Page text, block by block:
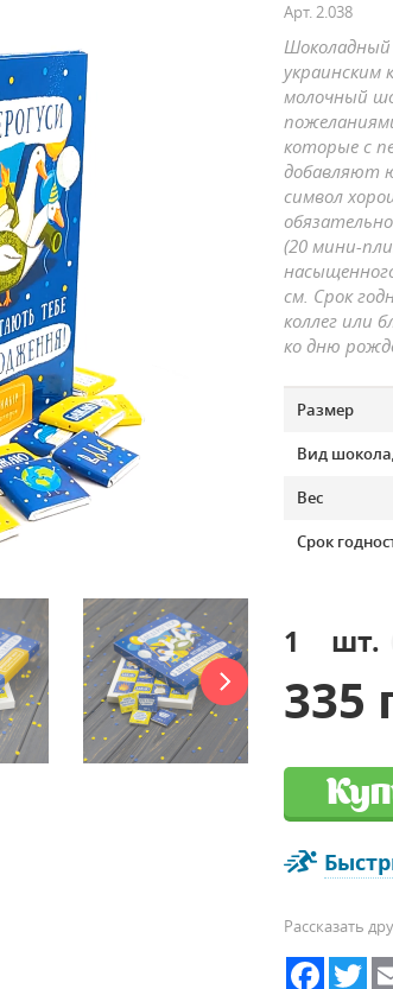
Арт.2.038
Шоколадный
украинским
молочный
которые с
добавляют
символ
(20 мини-
см. Срок
коллег или
ко дню
Размер
Вид
Вес
Срок
шт.
335
Рассказать